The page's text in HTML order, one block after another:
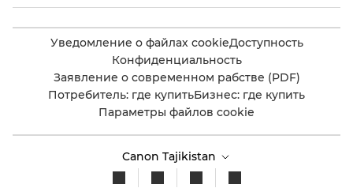
Уведомление о файлах cookieДоступность
Конфиденциальность
Заявление о современном рабстве (PDF)
Потребитель: где купитьБизнес: где купить
Параметры файлов cookie
Canon Tajikistan